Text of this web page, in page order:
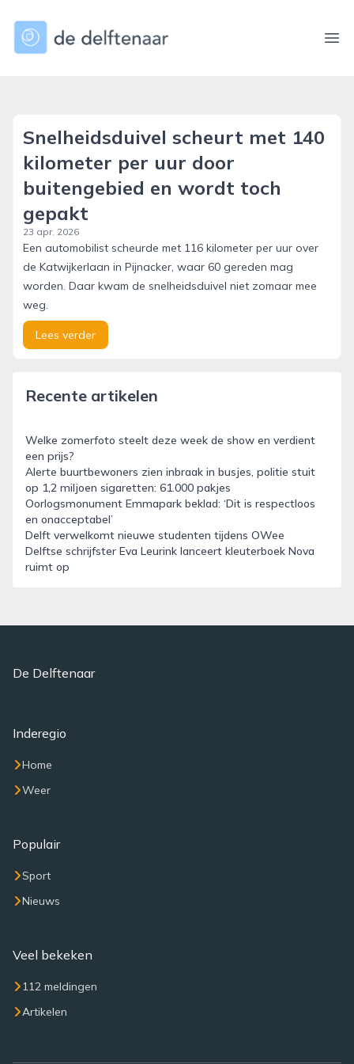
dedelftenaar.nl
Snelheidsduivel scheurt met 140
kilometer per uur door
buitengebied en wordt toch
gepakt
23 apr. 2026
Een automobilist scheurde met 116 kilometer per uur over
de Katwijkerlaan in Pijnacker, waar 60 gereden mag
worden. Daar kwam de snelheidsduivel niet zomaar mee
weg.
Lees verder
Recente artikelen
Welke zomerfoto steelt deze week de show en verdient
een prijs?
Alerte buurtbewoners zien inbraak in busjes, politie stuit
op 1,2 miljoen sigaretten: 61.000 pakjes
Oorlogsmonument Emmapark beklad: ‘Dit is respectloos
en onacceptabel’
Delft verwelkomt nieuwe studenten tijdens OWee
Delftse schrijfster Eva Leurink lanceert kleuterboek Nova
ruimt op
De Delftenaar
Inderegio
Home
Weer
Populair
Sport
Nieuws
Veel bekeken
112 meldingen
Artikelen